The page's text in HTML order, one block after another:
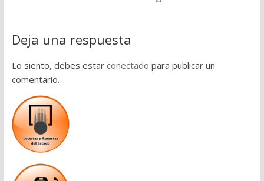
Deja una respuesta
Lo siento, debes estar conectado para publicar un
comentario.